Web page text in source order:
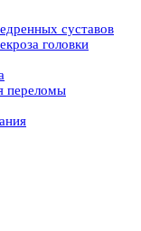
суставов
головки
переломы